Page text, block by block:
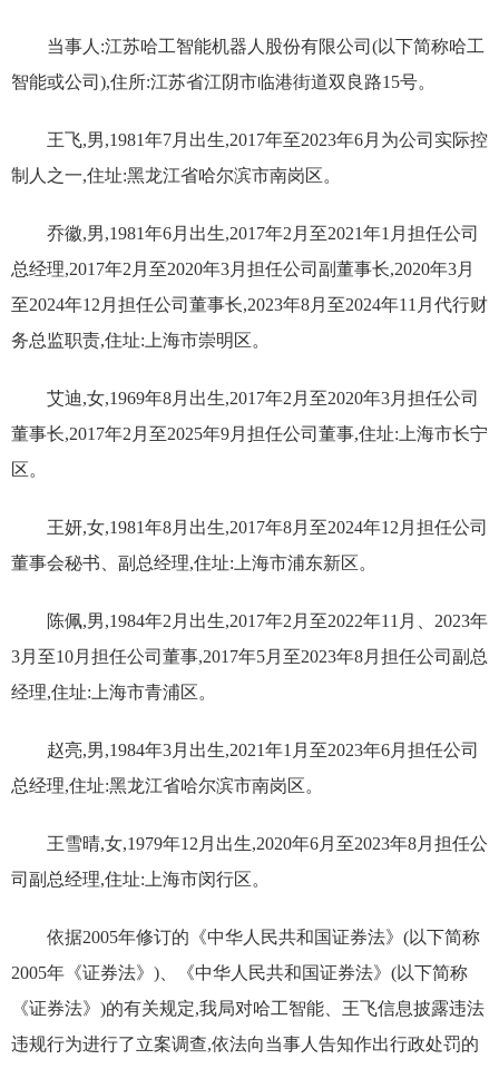
当事人:江苏哈工智能机器人股份有限公司(以下简称哈工
智能或公司),住所:江苏省江阴市临港街道双良路15号。
王飞,男,1981年7月出生,2017年至2023年6月为公司实际控
制人之一,住址:黑龙江省哈尔滨市南岗区。
乔徽,男,1981年6月出生,2017年2月至2021年1月担任公司
总经理,2017年2月至2020年3月担任公司副董事长,2020年3月
至2024年12月担任公司董事长,2023年8月至2024年11月代行财
务总监职责,住址:上海市崇明区。
艾迪,女,1969年8月出生,2017年2月至2020年3月担任公司
董事长,2017年2月至2025年9月担任公司董事,住址:上海市长宁
区。
王妍,女,1981年8月出生,2017年8月至2024年12月担任公司
董事会秘书、副总经理,住址:上海市浦东新区。
陈佩,男,1984年2月出生,2017年2月至2022年11月、2023年
3月至10月担任公司董事,2017年5月至2023年8月担任公司副总
经理,住址:上海市青浦区。
赵亮,男,1984年3月出生,2021年1月至2023年6月担任公司
总经理,住址:黑龙江省哈尔滨市南岗区。
王雪晴,女,1979年12月出生,2020年6月至2023年8月担任公
司副总经理,住址:上海市闵行区。
依据2005年修订的《中华人民共和国证券法》(以下简称
2005年《证券法》)、《中华人民共和国证券法》(以下简称
《证券法》)的有关规定,我局对哈工智能、王飞信息披露违法
违规行为进行了立案调查,依法向当事人告知作出行政处罚的